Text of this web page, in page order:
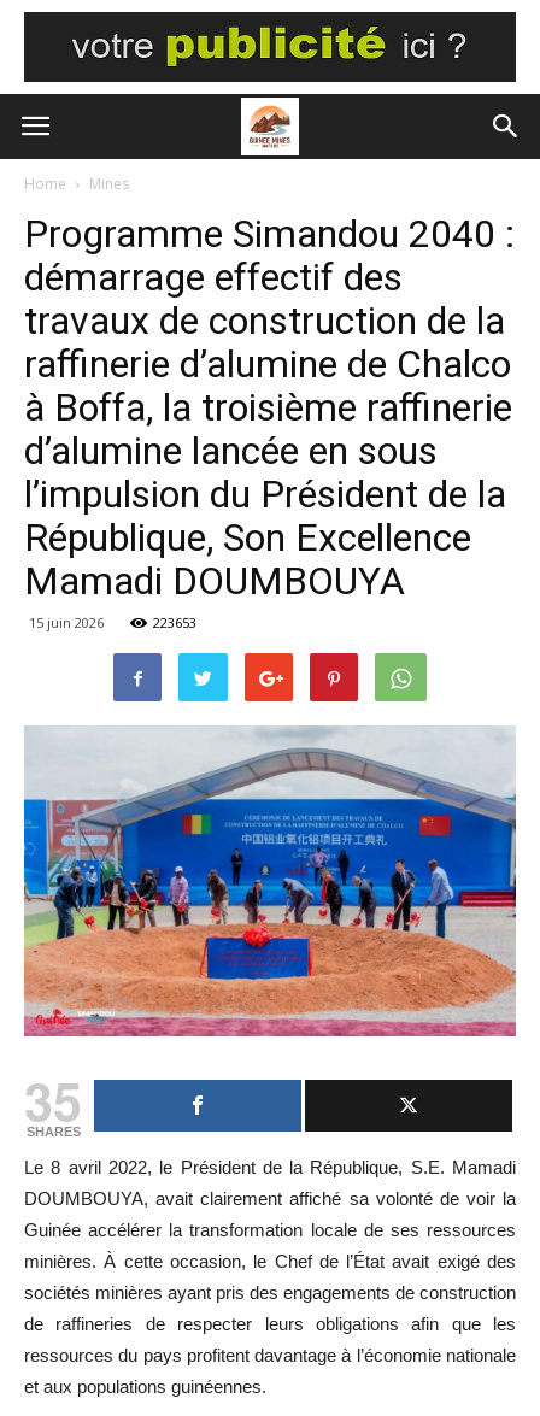
Home Mines
Programme Simandou 2040 :
démarrage effectif des
travaux de construction de la
raffinerie d’alumine de Chalco
à Boffa, la troisième raffinerie
d’alumine lancée en sous
l’impulsion du Président de la
République, Son Excellence
Mamadi DOUMBOUYA
15 juin 2026 223653
35
SHARES
Le 8 avril 2022, le Président de la République, S.E. Mamadi
DOUMBOUYA, avait clairement affiché sa volonté de voir la
Guinée accélérer la transformation locale de ses ressources
minières. À cette occasion, le Chef de l’État avait exigé des
sociétés minières ayant pris des engagements de construction
de raffineries de respecter leurs obligations afin que les
ressources du pays profitent davantage à l’économie nationale
et aux populations guinéennes.